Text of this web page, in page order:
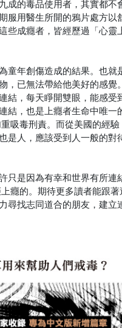
成的毒品使用者，其實都不
服用醫生所開的鴉片處方以
些成癮者，皆經歷過「心靈
童年創傷造成的結果。也就
，已無法帶給他美好的感覺
結，每天睜開雙眼，能感受
結，也是上癮者生命中唯一
吸毒刑責。而從美國的經驗
是人，應該受到人一般的對
只是因為有幸和世界有所連
癮的。期待更多讀者能跟著
尋找志同道合的朋友，建立